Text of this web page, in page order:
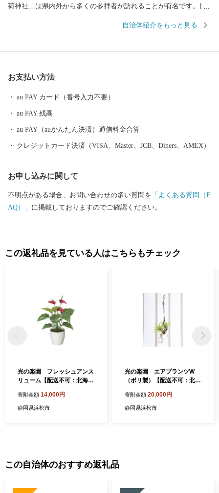
荷神社」は県内外から多くの参拝者が訪れることが有名です。日
れている海津市は、「都会」過ぎず、「田舎」過ぎない、何をす
自治体紹介をもっと見る
お支払い方法
au PAY カード（番号入力不要）
au PAY 残高
au PAY（auかんたん決済）通信料金合算
クレジットカード決済（VISA、Master、JCB、Diners、AMEX）
お申し込みに関して
不明点がある場合、お問い合わせの多い質問を 「よくある質問（F
AQ）」 に掲載しておりますのでご確認ください。
この返礼品を見ている人はこちらもチェック
光の楽園 フレッシュアンス
リューム【配送不可：北海
品 植物 造花
寄附金額 14,000円
静岡県浜松市
光の楽園 エアプランツW
（ポリ製）【配送不可：北海
品 植物 造花
寄附金額 20,000円
静岡県浜松市
この自治体のおすすめ返礼品